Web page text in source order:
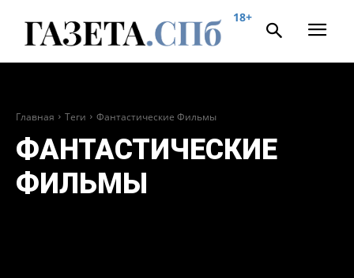
18+
Главная Теги Фантастические Фильмы
ФАНТАСТИЧЕСКИЕ
ФИЛЬМЫ